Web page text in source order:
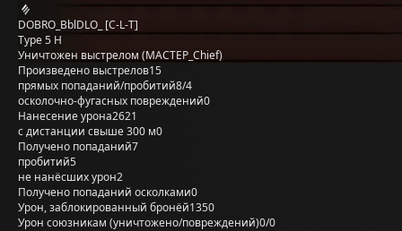
DOBRO_BblDLO_ [C-L-T]
Type 5 H
Уничтожен выстрелом (MACTEP_Chief)
Произведено выстрелов15
прямых попаданий/пробитий8/4
осколочно-фугасных повреждений0
Нанесение урона2621
с дистанции свыше 300 м0
Получено попаданий7
пробитий5
не нанёсших урон2
Получено попаданий осколками0
Урон, заблокированный бронёй1350
Урон союзникам (уничтожено/повреждений)0/0